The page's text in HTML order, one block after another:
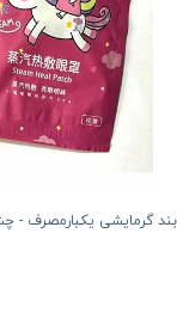
گرمایشی یکبارمصرف -